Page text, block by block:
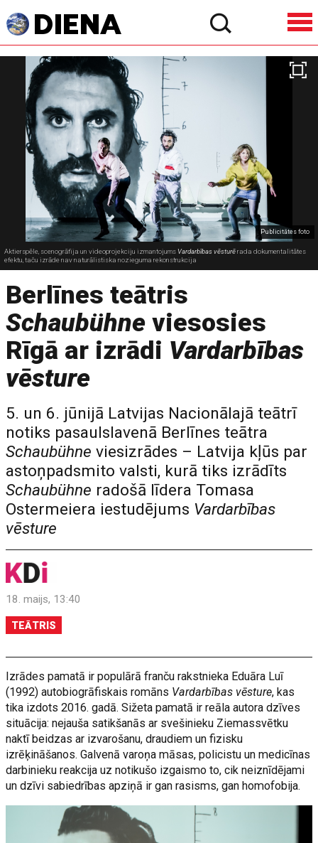
Publicitātes foto
Aktierspēle, scenogrāfija un videoprojekciju izmantojums Vardarbības vēsturērada dokumentalitātes
efektu, taču izrāde nav naturālistiska nozieguma rekonstrukcija
Berlīnes teātris
Schaubühne viesosies
Rīgā ar izrādi Vardarbības
vēsture
5. un 6. jūnijā Latvijas Nacionālajā teātrī
notiks pasaulslavenā Berlīnes teātra
Schaubühne viesizrādes – Latvija kļūs par
astoņpadsmito valsti, kurā tiks izrādīts
Schaubühne radošā līdera Tomasa
Ostermeiera iestudējums Vardarbības
vēsture
18. maijs, 13:40
TEĀTRIS
Izrādes pamatā ir populārā franču rakstnieka Eduāra Luī
(1992) autobiogrāfiskais romāns Vardarbības vēsture, kas
tika izdots 2016. gadā. Sižeta pamatā ir reāla autora dzīves
situācija: nejauša satikšanās ar svešinieku Ziemassvētku
naktī beidzas ar izvarošanu, draudiem un fizisku
izrēķināšanos. Galvenā varoņa māsas, policistu un medicīnas
darbinieku reakcija uz notikušo izgaismo to, cik neiznīdējami
un dzīvi sabiedrības apziņā ir gan rasisms, gan homofobija.